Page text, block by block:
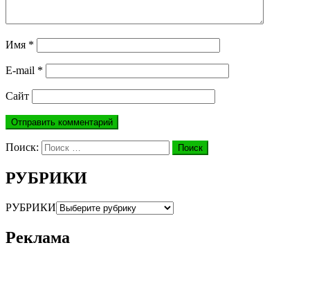
Имя *
E-mail *
Сайт
Поиск: Поиск
РУБРИКИ
РУБРИКИ
Реклама